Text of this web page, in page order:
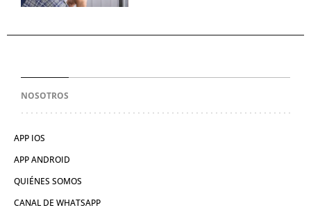
NOSOTROS
APP IOS
APP ANDROID
QUIÉNES SOMOS
CANAL DE WHATSAPP